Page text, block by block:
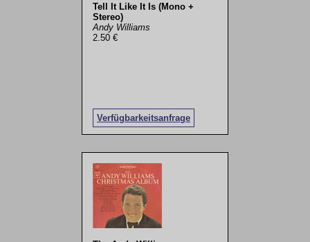
Tell It Like It Is (Mono +
Stereo)
Andy Williams
2.50 €
Verfügbarkeitsanfrage